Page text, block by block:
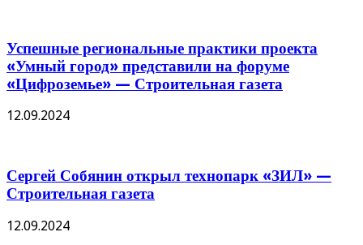
Успешные региональные практики проекта
«Умный город» представили на форуме
«Цифроземье» — Строительная газета
12.09.2024
Сергей Собянин открыл технопарк «ЗИЛ» —
Строительная газета
12.09.2024